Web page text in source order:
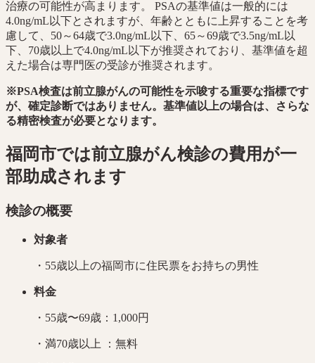
治療の可能性が高まります。 PSAの基準値は一般的には
4.0ng/mL以下とされますが、年齢とともに上昇することを考
慮して、50～64歳で3.0ng/mL以下、65～69歳で3.5ng/mL以
下、70歳以上で4.0ng/mL以下が推奨されており、基準値を超
えた場合は専門医の受診が推奨されます。
※PSA検査は前立腺がんの可能性を示唆する重要な指標です
が、確定診断ではありません。基準値以上の場合は、さらな
る精密検査が必要となります。
福岡市では前立腺がん検診の費用が一
部助成されます
検診の概要
対象者
・55歳以上の福岡市に住民票をお持ちの男性
料金
・55歳〜69歳：1,000円
・満70歳以上 ：無料